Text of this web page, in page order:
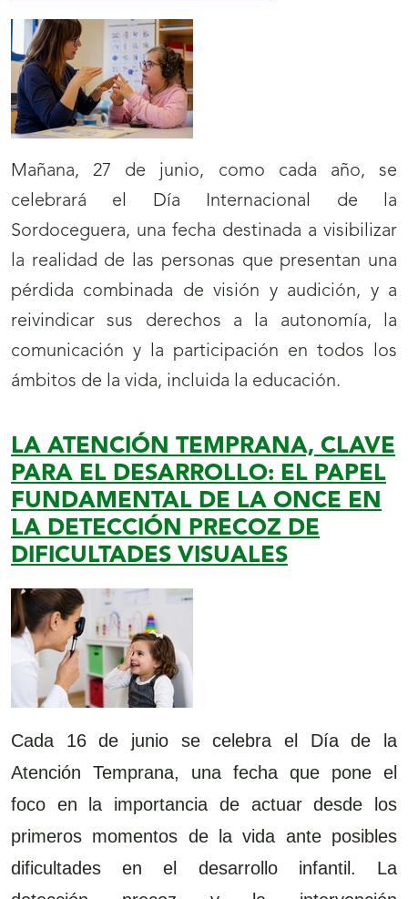
Mañana, 27 de junio, como cada año, se
celebrará el Día Internacional de la
Sordoceguera, una fecha destinada a visibilizar
la realidad de las personas que presentan una
pérdida combinada de visión y audición, y a
reivindicar sus derechos a la autonomía, la
comunicación y la participación en todos los
ámbitos de la vida, incluida la educación.
LA ATENCIÓN TEMPRANA, CLAVE
PARA EL DESARROLLO: EL PAPEL
FUNDAMENTAL DE LA ONCE EN
LA DETECCIÓN PRECOZ DE
DIFICULTADES VISUALES
Cada 16 de junio se celebra el Día de la
Atención Temprana, una fecha que pone el
foco en la importancia de actuar desde los
primeros momentos de la vida ante posibles
dificultades en el desarrollo infantil. La